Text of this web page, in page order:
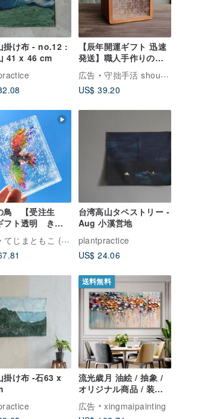
掛け布 - no.12 :
41 x 46 cm
【辰年開運ギフト 迅速
発送】職人手作りの無
垢材貯金箱（大）/台湾
特色/
広告
守拙手活 shouzhuo
US$ 39.20
鳥 【受注生
フト透明 きれ
いい
てじまともこ (北海道にじいろ絵描き)
台湾高山タペストリー -
Aug 小溪営地
plantpractice
US$ 24.06
掛け布 -石63 x
送料無料
流光歳月 油絵 / 抽象 /
オリジナル商品 / 装飾
画 / リビング・ダイニ
ング用手描きタペスト
広告
xingmaipainting